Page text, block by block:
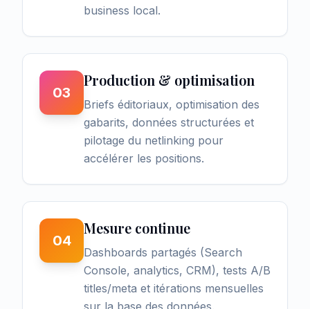
business local.
03
Production & optimisation
Briefs éditoriaux, optimisation des
gabarits, données structurées et
pilotage du netlinking pour
accélérer les positions.
04
Mesure continue
Dashboards partagés (Search
Console, analytics, CRM), tests A/B
titles/meta et itérations mensuelles
sur la base des données.